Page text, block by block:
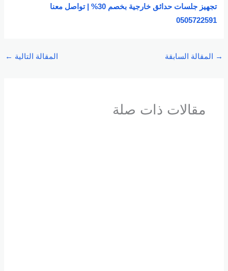
تجهيز جلسات حدائق خارجية بخصم 30% | تواصل معنا
0505722591
→المقالة السابقة المقالة التالية←
مقالات ذات صلة